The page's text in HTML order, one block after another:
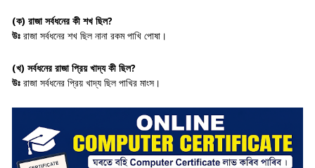
(ক) রাজা সর্বধনের কী শখ ছিল?
উঃ রাজা সর্বধনের শখ ছিল নানা রকম পাখি পোষা।
(খ) সর্বধনের রাজা প্রিয় খাদ্য কী ছিল?
উঃ রাজা সর্বধনের প্রিয় খাদ্য ছিল পাখির মাংস।